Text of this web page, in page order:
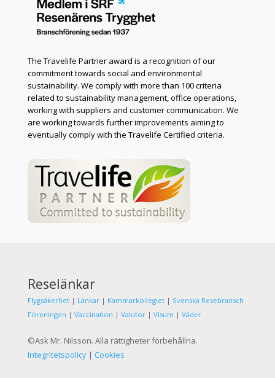
The Travelife Partner award is a recognition of our
commitment towards social and environmental
sustainability. We comply with more than 100 criteria
related to sustainability management, office operations,
working with suppliers and customer communication. We
are working towards further improvements aiming to
eventually comply with the Travelife Certified criteria.
Reselänkar
Flygsäkerhet| Länkar| Kammarkollegiet| Svenska Resebransch
Föreningen | Vaccination | Valutor| Visum | Väder
©Ask Mr. Nilsson. Alla rättigheter förbehållna.
Integritetspolicy| Cookies